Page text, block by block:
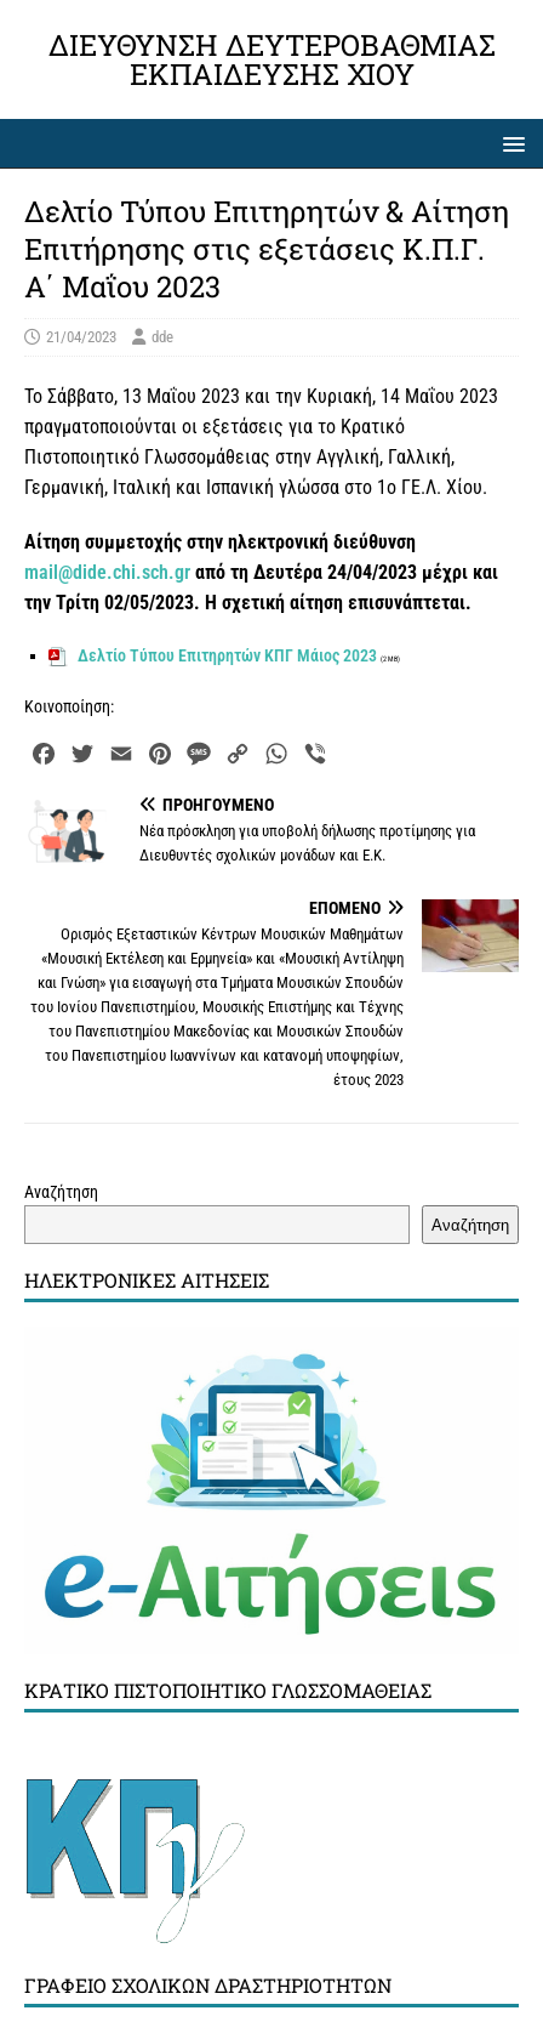
ΔΙΕΎΘΥΝΣΗ ΔΕΥΤΕΡΟΒΆΘΜΙΑΣ
ΕΚΠΑΊΔΕΥΣΗΣ ΧΊΟΥ
Δελτίο Τύπου Επιτηρητών & Αίτηση
Επιτήρησης στις εξετάσεις Κ.Π.Γ.
Α΄ Μαΐου 2023
21/04/2023 dde
Το Σάββατο, 13 Μαΐου 2023 και την Κυριακή, 14 Μαΐου 2023
πραγματοποιούνται οι εξετάσεις για το Κρατικό
Πιστοποιητικό Γλωσσομάθειας στην Αγγλική, Γαλλική,
Γερμανική, Ιταλική και Ισπανική γλώσσα στο 1ο ΓΕ.Λ. Χίου.
Αίτηση συμμετοχής στην ηλεκτρονική διεύθυνση
mail@dide.chi.sch.gr από τη Δευτέρα 24/04/2023 μέχρι και
την Τρίτη 02/05/2023. Η σχετική αίτηση επισυνάπτεται.
Δελτίο Τύπου Επιτηρητών ΚΠΓ Μάιος 2023 (2 MB)
Κοινοποίηση:
c
e
b
o
k
r
a
n
t
e
s
t
M
s
s
e
p
y
n
k
W
t
p
p
e
ΠΡΟΗΓΟΎΜΕΝΟ
Νέα πρόσκληση για υποβολή δήλωσης προτίμησης για
Διευθυντές σχολικών μονάδων και Ε.Κ.
ΕΠΌΜΕΝΟ
Ορισμός Εξεταστικών Κέντρων Μουσικών Μαθημάτων
«Μουσική Εκτέλεση και Ερμηνεία» και «Μουσική Αντίληψη
και Γνώση» για εισαγωγή στα Τμήματα Μουσικών Σπουδών
του Ιονίου Πανεπιστηµίου, Μουσικής Επιστήµης και Τέχνης
του Πανεπιστηµίου Μακεδονίας και Μουσικών Σπουδών
του Πανεπιστηµίου Ιωαννίνων και κατανομή υποψηφίων,
έτους 2023
Αναζήτηση
Αναζήτηση
ΗΛΕΚΤΡΟΝΙΚΈΣ ΑΙΤΉΣΕΙΣ
ΚΡΑΤΙΚΌ ΠΙΣΤΟΠΟΙΗΤΙΚΌ ΓΛΩΣΣΟΜΆΘΕΙΑΣ
ΓΡΑΦΕΊΟ ΣΧΟΛΙΚΏΝ ΔΡΑΣΤΗΡΙΟΤΉΤΩΝ